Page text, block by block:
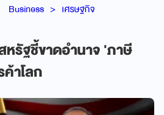
Business เศรษฐกิจ
รัฐชี้ขาดอำนาจ 'ภาษี
าโลก